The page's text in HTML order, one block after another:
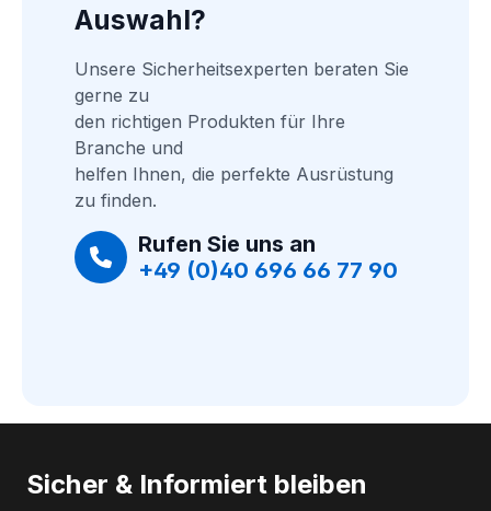
Auswahl?
Unsere Sicherheitsexperten beraten Sie
gerne zu
den richtigen Produkten für Ihre
Branche und
helfen Ihnen, die perfekte Ausrüstung
zu finden.
Rufen Sie uns an
+49 (0)40 696 66 77 90
Sicher & Informiert bleiben